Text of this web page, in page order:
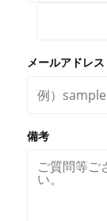
メールアドレス
備考